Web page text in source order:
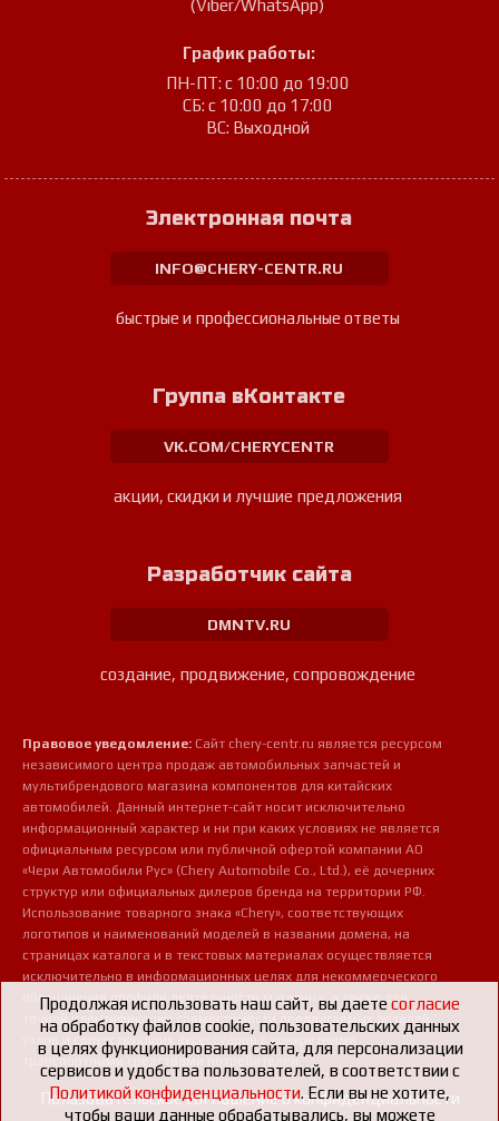
(Viber/WhatsApp)
График работы:
ПН-ПТ: с 10:00 до 19:00
СБ: с 10:00 до 17:00
ВС: Выходной
Электронная почта
INFO@CHERY-CENTR.RU
быстрые и профессиональные ответы
Группа вКонтакте
VK.COM/CHERYCENTR
акции, скидки и лучшие предложения
Разработчик сайта
DMNTV.RU
создание, продвижение, сопровождение
Правовое уведомление: Сайт chery-centr.ru является ресурсом
независимого центра продаж автомобильных запчастей и
мультибрендового магазина компонентов для китайских
автомобилей. Данный интернет-сайт носит исключительно
информационный характер и ни при каких условиях не является
официальным ресурсом или публичной офертой компании АО
«Чери Автомобили Рус» (Chery Automobile Co., Ltd.), её дочерних
структур или официальных дилеров бренда на территории РФ.
Использование товарного знака «Chery», соответствующих
логотипов и наименований моделей в названии домена, на
страницах каталога и в текстовых материалах осуществляется
исключительно в информационных целях для некоммерческого
обозначения профиля деятельности магазина, а также для
точной идентификации совместимости предлагаемых деталей,
узлов и сопутствующих аксессуаров с конкретными
транспортными средствами потребителей.
Пользовательское соглашение о конфиденциальности
Продолжая использовать наш сайт, вы даетесогласие
на обработку файлов cookie, пользовательских данных
в целях функционирования сайта, для персонализации
сервисов и удобства пользователей, в соответствии с
Политикой конфиденциальности. Если вы не хотите,
чтобы ваши данные обрабатывались, вы можете